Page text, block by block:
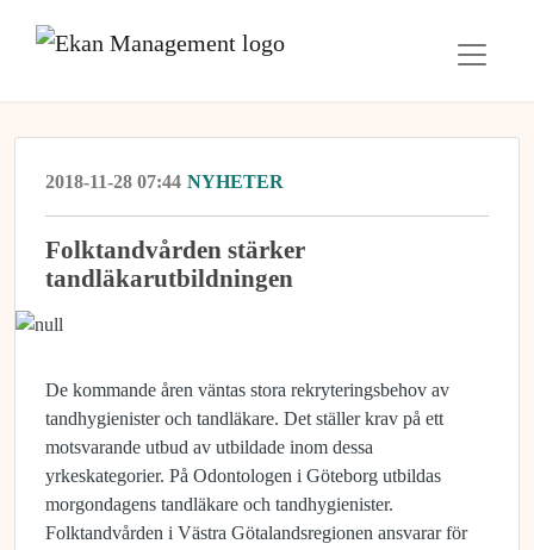
2018-11-28 07:44 NYHETER
Folktandvården stärker
tandläkarutbildningen
De kommande åren väntas stora rekryteringsbehov av
tandhygienister och tandläkare. Det ställer krav på ett
motsvarande utbud av utbildade inom dessa
yrkeskategorier. På Odontologen i Göteborg utbildas
morgondagens tandläkare och tandhygienister.
Folktandvården i Västra Götalandsregionen ansvarar för